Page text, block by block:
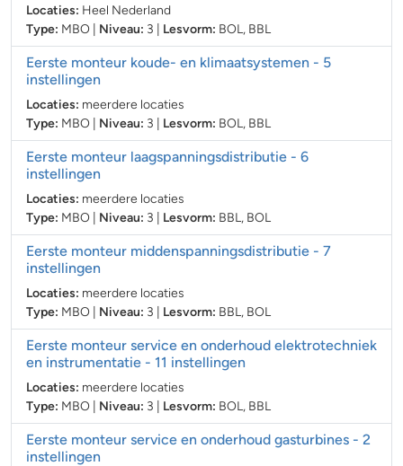
Locaties: Heel Nederland
Type: MBO Niveau: 3 Lesvorm: BOL, BBL
Eerste monteur koude- en klimaatsystemen - 5
instellingen
Locaties: meerdere locaties
Type: MBO Niveau: 3 Lesvorm: BOL, BBL
Eerste monteur laagspanningsdistributie - 6
instellingen
Locaties: meerdere locaties
Type: MBO Niveau: 3 Lesvorm: BBL, BOL
Eerste monteur middenspanningsdistributie - 7
instellingen
Locaties: meerdere locaties
Type: MBO Niveau: 3 Lesvorm: BBL, BOL
Eerste monteur service en onderhoud elektrotechniek
en instrumentatie - 11 instellingen
Locaties: meerdere locaties
Type: MBO Niveau: 3 Lesvorm: BOL, BBL
Eerste monteur service en onderhoud gasturbines - 2
instellingen